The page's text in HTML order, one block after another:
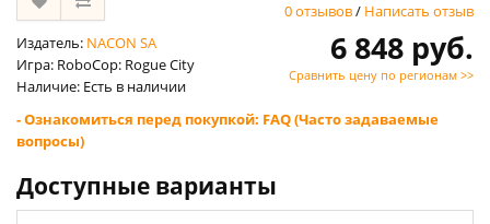
0 отзывов/ Написать отзыв
Издатель: NACON SA
Игра: RoboCop: Rogue City
Наличие: Есть в наличии
6 848 руб.
Сравнить цену по регионам >>
- Ознакомиться перед покупкой: FAQ (Часто задаваемые
вопросы)
Доступные варианты